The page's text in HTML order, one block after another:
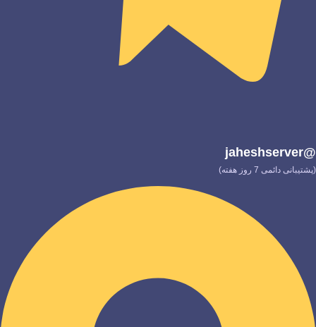
@jaheshserver
(پشتیبانی دائمی 7 روز هفته)